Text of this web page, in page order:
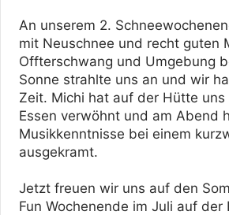
An unserem 2.
mit Neuschnee und recht guten
Offterschwang und Umgebung
Sonne strahlte uns an und wir
Zeit. Michi hat auf der Hütte uns
Essen verwöhnt und am Abend
Musikkenntnisse bei einem
ausgekramt.
Jetzt freuen wir uns auf den